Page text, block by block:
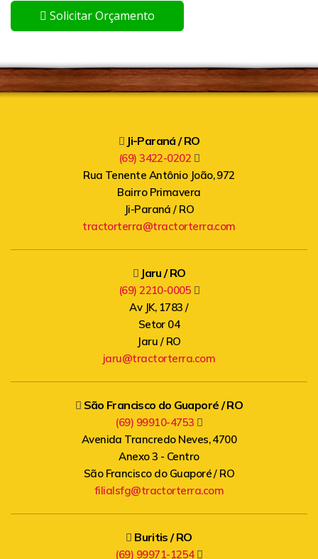
Solicitar Orçamento
Ji-Paraná / RO
(69) 3422-0202
Rua Tenente Antônio João, 972
Bairro Primavera
Ji-Paraná / RO
tractorterra@tractorterra.com
Jaru / RO
(69) 2210-0005
Av JK, 1783 /
Setor 04
Jaru / RO
jaru@tractorterra.com
São Francisco do Guaporé / RO
(69) 99910-4753
Avenida Trancredo Neves, 4700
Anexo 3 - Centro
São Francisco do Guaporé / RO
filialsfg@tractorterra.com
Buritis / RO
(69) 99971-1254